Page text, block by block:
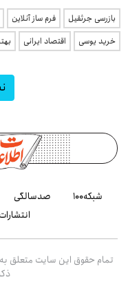
بازرسی جرثقیل فرم ساز آنلاین
خرید یوسی
اقتصاد ایرانی
شبکه۱۰۰ صدسالگی
انتشارات
تمام حقوق این سایت متعلق